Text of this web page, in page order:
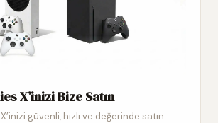
X’inizi Bize Satın
güvenli, hızlı ve değerinde satın